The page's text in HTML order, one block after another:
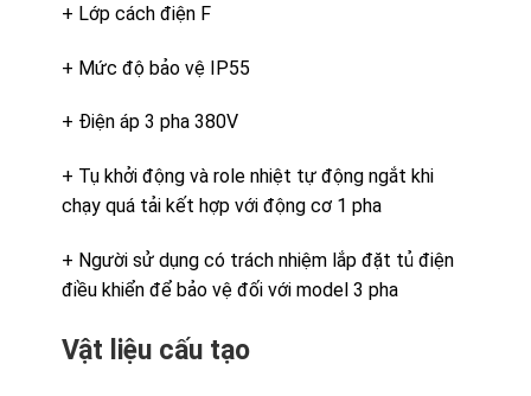
+ Lớp cách điện F
+ Mức độ bảo vệ IP55
+ Điện áp 3 pha 380V
+ Tụ khởi động và role nhiệt tự động ngắt khi
chạy quá tải kết hợp với động cơ 1 pha
+ Người sử dụng có trách nhiệm lắp đặt tủ điện
điều khiển để bảo vệ đối với model 3 pha
Vật liệu cấu tạo